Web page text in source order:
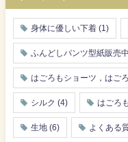
身体に優しい下着 (1)
ふんどしパンツ型紙販売中
はごろもショーツ，はご
シルク (4) はごろ
生地 (6) よくある